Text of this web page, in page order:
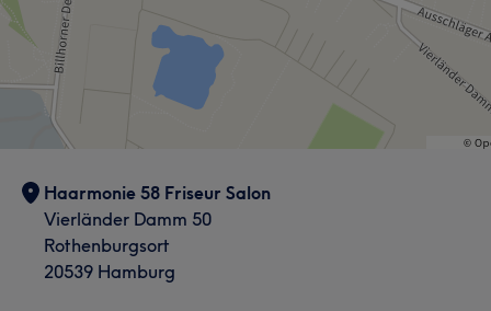
Haarmonie 58 Friseur Salon
Vierländer Damm 50
Rothenburgsort
20539 Hamburg